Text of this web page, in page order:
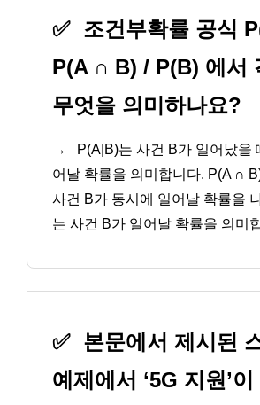
✅ 조건부확률 공식
P(A ∩ B) / P(B) 에서
무엇을 의미하나요?
→
P(A|B)는 사건 B가 일어났을
어날 확률을 의미합니다. P(A ∩
사건 B가 동시에 일어날 확률을
는 사건 B가 일어날 확률을 의미
✅ 본문에서 제시된
예제에서 ‘5G 지원’이